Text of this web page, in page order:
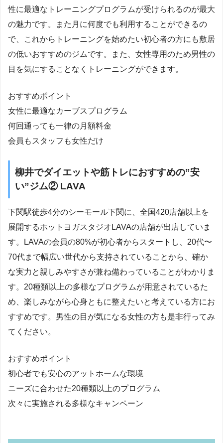
性に最適なトレーニングプログラムが受けられるのが最大
の魅力です。また月に何度でも利用することができるの
で、これからトレーニングを始めたい初心者の方にも敷居
の低いおすすめのジムです。また、女性専用のため男性の
目を気にすることなくトレーニングができます。
おすすめポイント
女性に最適なカーブスプログラム
何回通っても一律の月額料金
会員もスタッフも女性だけ
柳井でダイエットや筋トレにおすすめの”安
い”ジム② LAVA
下関駅徒歩4分のシーモール下関に、全国420店舗以上を
展開するホットヨガスタジオLAVAの店舗が出店していま
す。LAVAの会員の80%が初心者からスタートし、20代〜
70代まで幅広い世代から支持されていることから、確か
な実力と親しみやすさが兼ね備わっていることがわかりま
す。20種類以上の多様なプログラムが用意されているた
め、楽しみながら心身ともに整えたいと考えている方にお
すすめです。男性の目が気になる女性の方も是非行ってみ
てください。
おすすめポイント
初心者でも安心のアットホームな環境
ニーズに合わせた20種類以上のプログラム
次々に実施される多様なキャンペーン